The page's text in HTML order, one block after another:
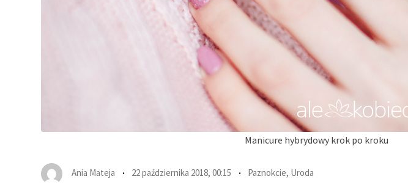
Manicure hybrydowy krok po kroku
Ania Mateja 22 października 2018, 00:15 Paznokcie, Uroda